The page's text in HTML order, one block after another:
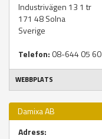
Industrivägen 13 1 tr
171 48Solna
Sverige
Telefon: 08-644 05 60
WEBBPLATS
Damixa AB
Adress: